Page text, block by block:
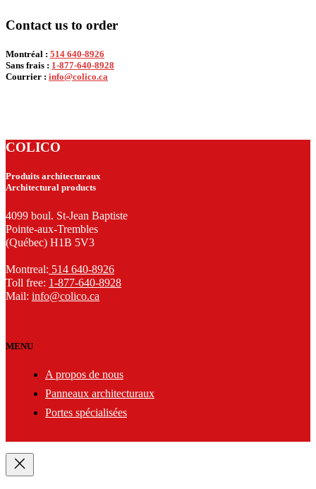
Contact us to order
Montréal : 514 640-8926
Sans frais : 1-877-640-8928
Courrier : info@colico.ca
COLICO
Produits architecturaux
Architectural products
4099 boul. St-Jean Baptiste
Pointe-aux-Trembles
(Québec) H1B 5V3
Montreal: 514 640-8926
Toll free: 1-877-640-8928
Mail: info@colico.ca
MENU
A propos de nous
Panneaux architecturaux
Portes spécialisées